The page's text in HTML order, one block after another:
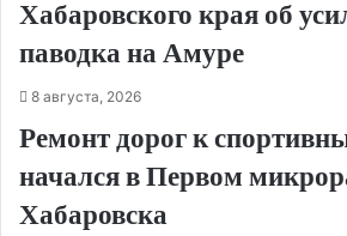
Хабаровского края об
паводка на Амуре
8 августа, 2026
Ремонт дорог к
начался в Первом
Хабаровска